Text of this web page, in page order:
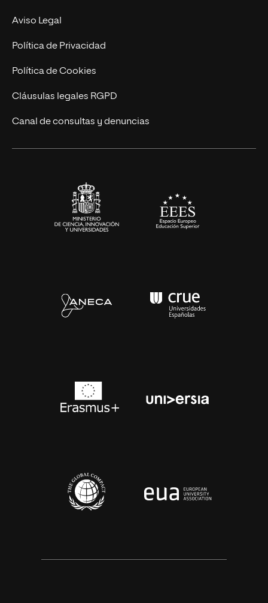
Experto Universitario
Postgrados
Cursos Universitarios
Nuestro Equipo
Trabaja en UNIR
Actualidad
UNIR Revista
Eventos
Aviso Legal
Política de Privacidad
Política de Cookies
Cláusulas legales RGPD
Canal de consultas y denuncias